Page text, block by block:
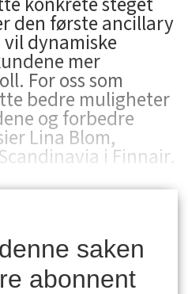
den første ancillary
dynamiske
mer
For oss som
bedre muligheter
og forbedre
Lina Blom,
i Finnair.
saken
abonnent